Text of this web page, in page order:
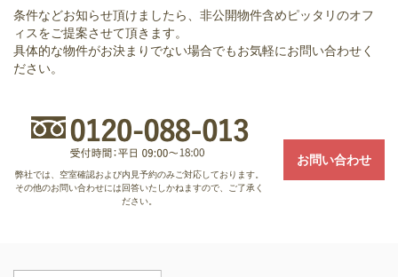
条件などお知らせ頂けましたら、非公開物件含めピッタリのオフ
ィスをご提案させて頂きます。
具体的な物件がお決まりでない場合でもお気軽にお問い合わせく
ださい。
弊社では、空室確認および内見予約のみご対応しております。
その他のお問い合わせには回答いたしかねますので、ご了承く
ださい。
お問い合わせ